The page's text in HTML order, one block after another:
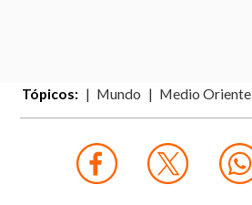
Tópicos: Mundo Medio Oriente